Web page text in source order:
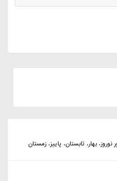
نوروز، بهار، تابستان، پاییز، زمستان